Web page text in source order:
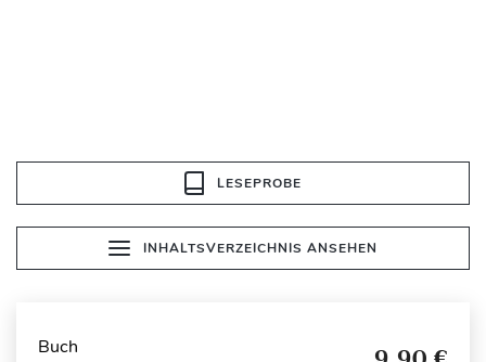
LESEPROBE
INHALTSVERZEICHNIS ANSEHEN
Buch